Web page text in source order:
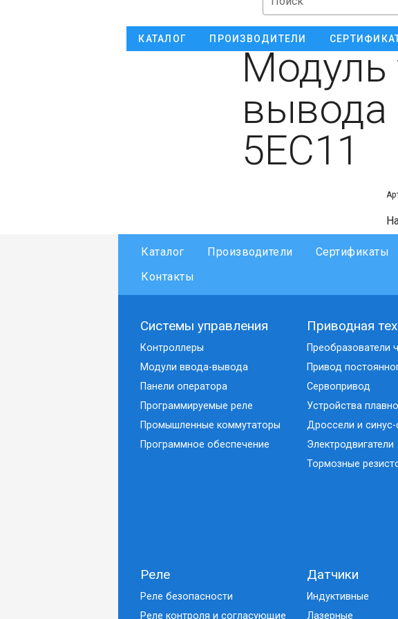
КАТАЛОГ ПРОИЗВОДИТЕЛИ
Модуль
вывода
5EC11
Каталог Производители Сертификаты
Контакты
Системы управления
Контроллеры
Модули ввода-вывода
Панели оператора
Программируемые реле
Промышленные коммутаторы
Программное обеспечение
Приводная
Преобразователи
Привод
Сервопривод
Устройства
Дроссели и
Электродвигатели
Тормозные
Реле
Реле безопасности
Реле контроля и согласующие
Датчики
Индуктивные
Лазерные